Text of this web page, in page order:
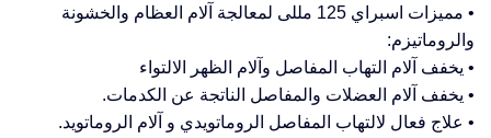
• مميزات اسبراي 125 مللى لمعالجة آلام العظام والخشونة
والروماتيزم:
• يخفف آلام التهاب المفاصل وآلام الظهر الالتواء
• يخفف آلام العضلات والمفاصل الناتجة عن الكدمات.
• علاج فعال لالتهاب المفاصل الروماتويدي و آلام الروماتويد.